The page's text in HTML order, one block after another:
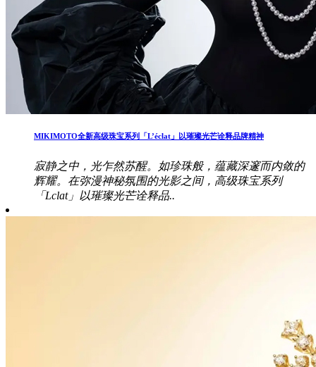
MIKIMOTO全新高级珠宝系列「L’éclat」以璀璨光芒诠释品牌精神
寂静之中，光乍然苏醒。如珍珠般，蕴藏深邃而内敛的
辉耀。在弥漫神秘氛围的光影之间，高级珠宝系列
「Lclat」以璀璨光芒诠释品..